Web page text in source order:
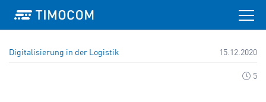
Digitalisierung in der Logistik 15.12.2020
5